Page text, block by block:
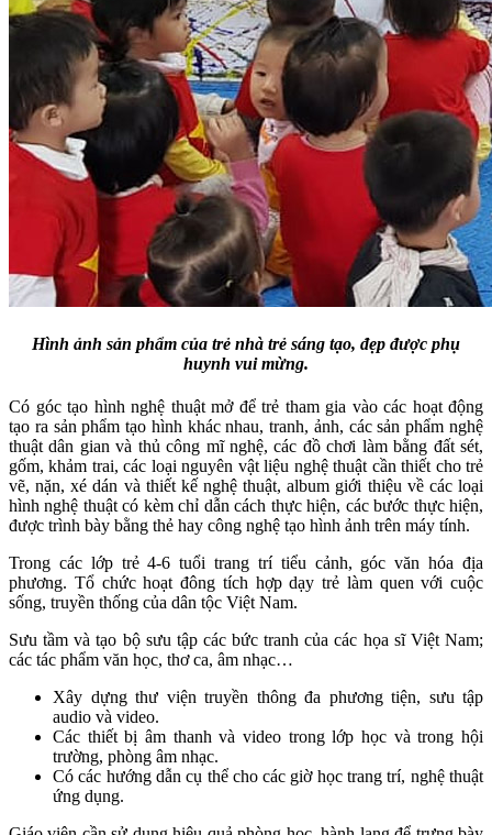
Hình ảnh sản phẩm của trẻ nhà trẻ sáng tạo, đẹp được phụ
huynh vui mừng.
Có góc tạo hình nghệ thuật mở để trẻ tham gia vào các hoạt động
tạo ra sản phẩm tạo hình khác nhau, tranh, ảnh, các sản phẩm nghệ
thuật dân gian và thủ công mĩ nghệ, các đồ chơi làm bằng đất sét,
gốm, khảm trai, các loại nguyên vật liệu nghệ thuật cần thiết cho trẻ
vẽ, nặn, xé dán và thiết kế nghệ thuật, album giới thiệu về các loại
hình nghệ thuật có kèm chỉ dẫn cách thực hiện, các bước thực hiện,
được trình bày bằng thẻ hay công nghệ tạo hình ảnh trên máy tính.
Trong các lớp trẻ 4-6 tuổi trang trí tiểu cảnh, góc văn hóa địa
phương. Tổ chức hoạt đông tích hợp dạy trẻ làm quen với cuộc
sống, truyền thống của dân tộc Việt Nam.
Sưu tầm và tạo bộ sưu tập các bức tranh của các họa sĩ Việt Nam;
các tác phẩm văn học, thơ ca, âm nhạc…
Xây dựng thư viện truyền thông đa phương tiện, sưu tập
audio và video.
Các thiết bị âm thanh và video trong lớp học và trong hội
trường, phòng âm nhạc.
Có các hướng dẫn cụ thể cho các giờ học trang trí, nghệ thuật
ứng dụng.